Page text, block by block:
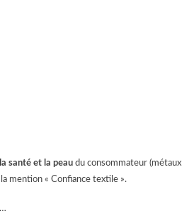
santé et la peau du consommateur (métaux
mention « Confiance textile ».